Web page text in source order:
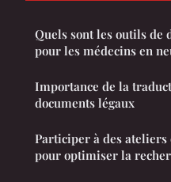
Quels sont les outils de
pour les médecins en
Importance de la
documents légaux
Participer à des
pour optimiser la